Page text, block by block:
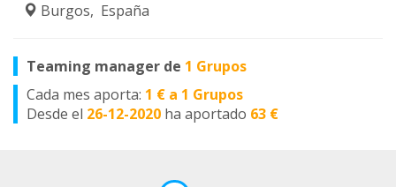
Burgos, España
Teaming manager de 1 Grupos
Cada mes aporta: 1 € a 1 Grupos
Desde el 26-12-2020 ha aportado 63 €